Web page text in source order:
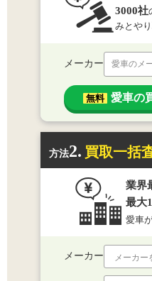
3000社
みとや
メーカー 愛車のメ
無料 愛車の
方法2. 買取一括
業界
最大
愛車
メーカー